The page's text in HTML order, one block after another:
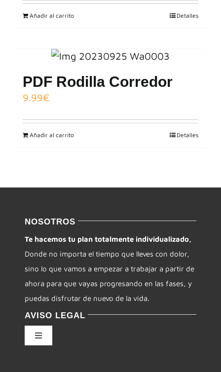
Añadir al carrito Detalles
PDF Rodilla Corredor
9.99€
Añadir al carrito Detalles
NOSOTROS
Te hacemos tu plan totalmente individualizado,
Donde no importa el tiempo que lleves con dolor,
sino lo que vamos a empezar a trabajar a partir de
ahora para que vayas progresando en las fases, y
puedas disfrutar de nuevo de la vida.
AVISO LEGAL
Toggle
Navigation